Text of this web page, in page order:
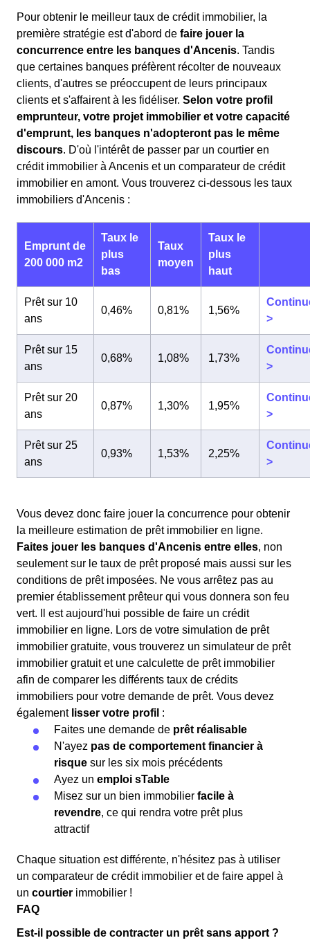
Pour obtenir le meilleur taux de crédit immobilier, la
première stratégie est d'abord de faire jouer la
concurrence entre les banques d'Ancenis. Tandis
que certaines banques préfèrent récolter de nouveaux
clients, d'autres se préoccupent de leurs principaux
clients et s'affairent à les fidéliser. Selon votre profil
emprunteur, votre projet immobilier et votre capacité
d'emprunt, les banques n'adopteront pas le même
discours. D'où l'intérêt de passer par un courtier en
crédit immobilier à Ancenis et un comparateur de crédit
immobilier en amont. Vous trouverez ci-dessous les taux
immobiliers d'Ancenis :
Emprunt de
200 000 m2
Taux le
plus
bas
Taux
moyen
Taux le
plus
haut
Prêt sur 10
ans
0,46% 0,81% 1,56%
>
Prêt sur 15
ans
0,68% 1,08% 1,73%
>
Prêt sur 20
ans
0,87% 1,30% 1,95%
>
Prêt sur 25
ans
0,93% 1,53% 2,25%
>
Vous devez donc faire jouer la concurrence pour obtenir
la meilleure estimation de prêt immobilier en ligne.
Faites jouer les banques d'Ancenis entre elles, non
seulement sur le taux de prêt proposé mais aussi sur les
conditions de prêt imposées. Ne vous arrêtez pas au
premier établissement prêteur qui vous donnera son feu
vert. Il est aujourd'hui possible de faire un crédit
immobilier en ligne. Lors de votre simulation de prêt
immobilier gratuite, vous trouverez un simulateur de prêt
immobilier gratuit et une calculette de prêt immobilier
afin de comparer les différents taux de crédits
immobiliers pour votre demande de prêt. Vous devez
également lisser votre profil :
Faites une demande de prêt réalisable
N'ayez pas de comportement financier à
risque sur les six mois précédents
Ayez un emploi sTable
Misez sur un bien immobilier facile à
revendre, ce qui rendra votre prêt plus
attractif
Chaque situation est différente, n'hésitez pas à utiliser
un comparateur de crédit immobilier et de faire appel à
un courtier immobilier !
FAQ
Est-il possible de contracter un prêt sans apport ?